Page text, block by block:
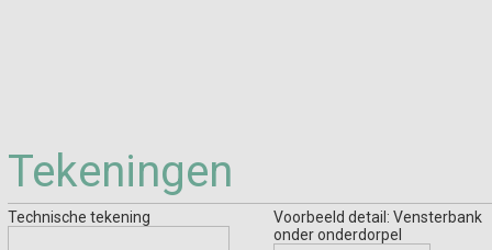
Tekeningen
Technische tekening
Voorbeeld detail: Vensterbank
onder onderdorpel